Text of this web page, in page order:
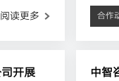
阅读更多 合作
开展
中智